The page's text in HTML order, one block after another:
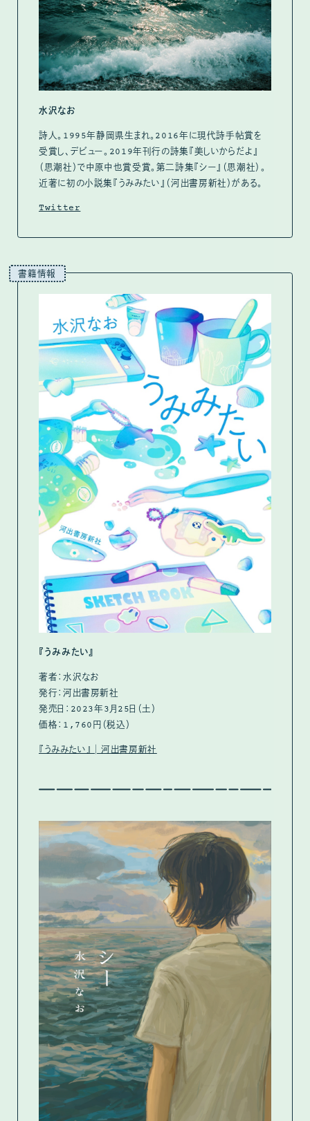
水沢なお
詩人。1995年静岡県生まれ。2016年に現代詩手帖賞を
受賞し、デビュー。2019年刊行の詩集『美しいからだよ』
（思潮社）で中原中也賞受賞。第二詩集『シー』（思潮社）。
近著に初の小説集『うみみたい』（河出書房新社）がある。
Twitter
『うみみたい』
著者：水沢なお
発行：河出書房新社
発売日：2023年3月25日（土）
価格：1,760円（税込）
『うみみたい』│河出書房新社
書籍情報